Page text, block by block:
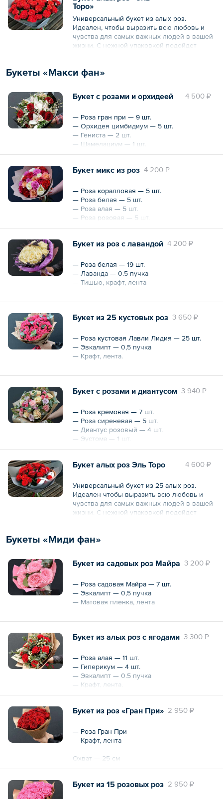
— Эустома Алиса — 3 шт.
— Эвкалипт
— Упаковка и лента
Торо»
Универсальный букет из алых роз.
Идеален, чтобы выразить всю любовь и
чувства для самых важных людей в вашей
жизни. С нежной упаковкой подойдет
вполне уместен как подарок мужчине.
упаковки в комментарии к заказу.
Букеты «Макси фан»
4 500 ₽
Букет с розами и орхидеей
— Роза гран при — 9 шт.
— Орхидея цимбидиум — 5 шт.
— Гениста — 2 шт.
— Шамелациум — 1 шт.
— Писташ — 1 пучок
лента
Охват — 35 см
Высота — 40 см
4 200 ₽
Букет микс из роз
— Роза коралловая — 5 шт.
— Роза белая — 5 шт.
— Роза алая — 5 шт.
— Роза розовая — 5 шт.
— Роза малиновая — 5 шт.
4 200 ₽
Букет из роз с лавандой
— Роза белая — 19 шт.
— Лаванда — 0.5 пучка
— Тишью, крафт, лента
Охват — 30 см
3 650 ₽
Букет из 25 кустовых роз
— Роза кустовая Лавли Лидия — 25 шт.
— Эвкалипт — 0,5 пучка
— Крафт, лента.
Охват — 30 см
3 940 ₽
Букет с розами и диантусом
— Роза кремовая — 7 шт.
— Роза сиреневая — 5 шт.
— Диантус розовый — 4 шт.
— Эустома — 1 шт.
— Роза кустовая — 3 шт.
— Писташ
Охват — 25 см
4 600 ₽
Букет алых роз Эль Торо
Универсальный букет из 25 алых роз.
Идеален чтобы выразить всю любовь и
чувства для самых важных людей в вашей
жизни. С нежной упаковкой подойдет
вполне уместен как подарок мужчине.
упаковки в комментарии к заказу.
Букеты «Миди фан»
3 200 ₽
Букет из садовых роз Майра
— Роза садовая Майра — 7 шт.
— Эвкалипт — 0,5 пучка
— Матовая пленка, лента
Охват — 25 см
3 300 ₽
Букет из алых роз с ягодами
— Роза алая — 11 шт.
— Гиперикум — 4 шт.
— Эвкалипт — 0.5 пучка
— Крафт, лента.
2 950 ₽
Букет из роз «Гран При»
— Роза Гран При
— Крафт, лента
Охват — 25 см
Высота — 30 см
2 950 ₽
Букет из 15 розовых роз